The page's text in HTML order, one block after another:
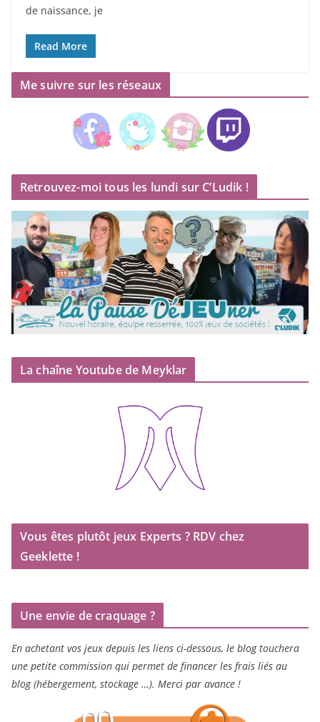
de naissance, je
Read More
Me suivre sur les réseaux
Retrouvez-moi tous les lundi sur C’Ludik !
La chaîne Youtube de Meyklar
Vous êtes plutôt jeux Experts ? RDV chez
Geeklette !
Une envie de craquage ?
En achetant vos jeux depuis les liens ci-dessous, le blog touchera
une petite commission qui permet de financer les frais liés au
blog (hébergement, stockage …). Merci par avance !